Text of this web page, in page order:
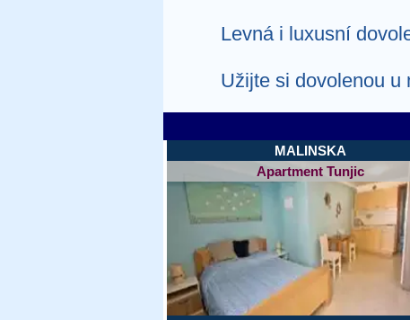
Levná i luxusní
Užijte si dovolenou u
MALINSKA
Apartment Tunjic